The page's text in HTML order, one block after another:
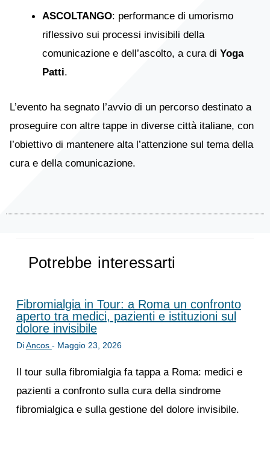
ASCOLTANGO: performance di umorismo
riflessivo sui processi invisibili della
comunicazione e dell’ascolto, a cura di Yoga
Patti.
L’evento ha segnato l’avvio di un percorso destinato a
proseguire con altre tappe in diverse città italiane, con
l’obiettivo di mantenere alta l’attenzione sul tema della
cura e della comunicazione.
Potrebbe interessarti
Fibromialgia in Tour: a Roma un confronto
aperto tra medici, pazienti e istituzioni sul
dolore invisibile
DiAncos - Maggio 23, 2026
Il tour sulla fibromialgia fa tappa a Roma: medici e
pazienti a confronto sulla cura della sindrome
fibromialgica e sulla gestione del dolore invisibile.